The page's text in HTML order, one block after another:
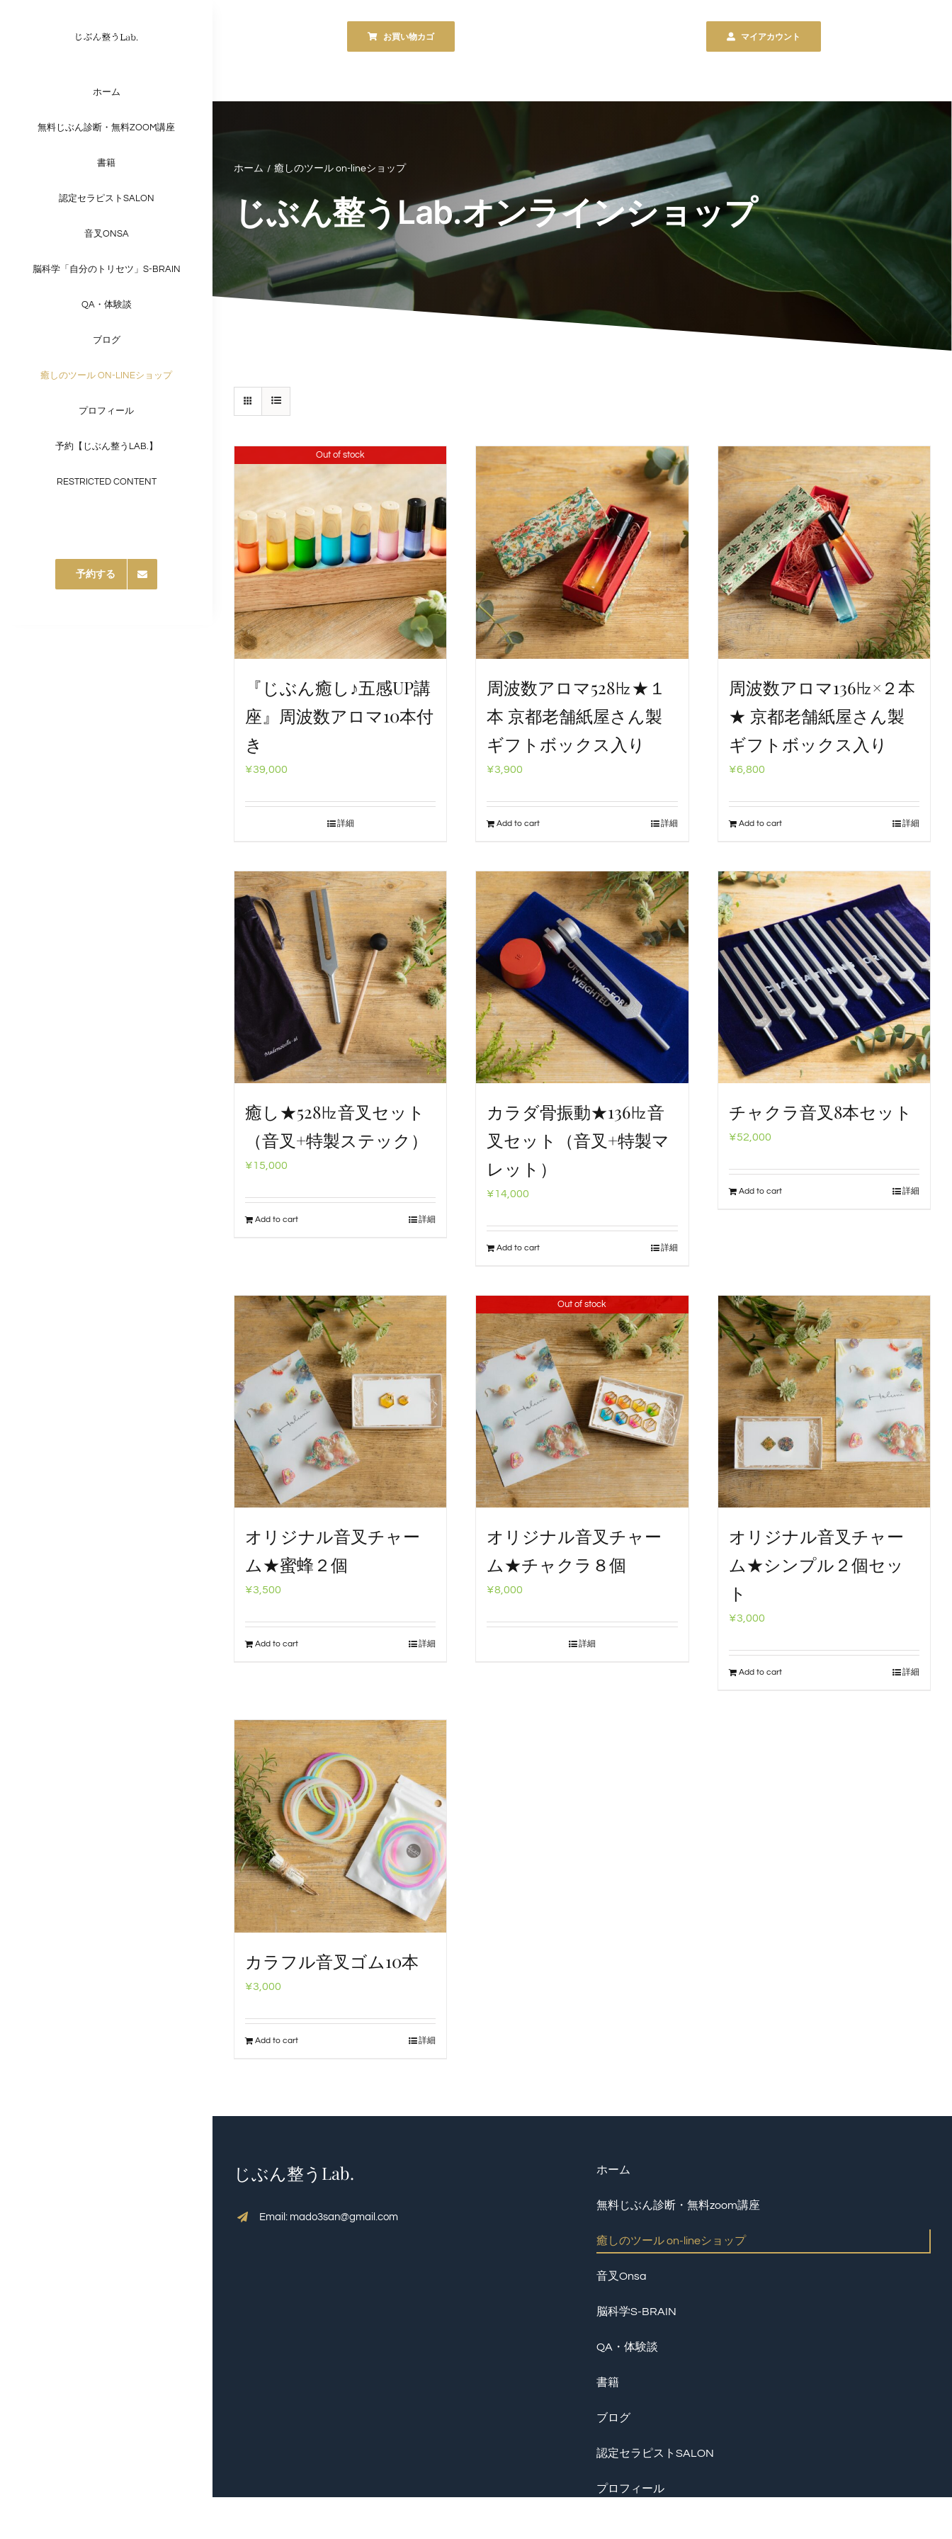
ホーム
無料じぶん診断・無料ZOOM講座
書籍
認定セラピストSALON
音叉ONSA
脳科学「自分のトリセツ」S-BRAIN
QA・体験談
ブログ
癒しのツール ON-LINEショップ
プロフィール
予約【じぶん整うLAB.】
RESTRICTED CONTENT
予約する
お買い物カゴ マイアカウント
ホーム 癒しのツール on-lineショップ
じぶん整うLab.オンラインショップ
Out of stock
『じぶん癒し♪五感UP講
座』周波数アロマ10本付
き
¥39,000
詳細
周波数アロマ528㎐★１
本 京都老舗紙屋さん製
ギフトボックス入り
¥3,900
Add to cart 詳細
周波数アロマ136㎐×２本
★ 京都老舗紙屋さん製
ギフトボックス入り
¥6,800
Add to cart 詳細
癒し★528㎐音叉セット
（音叉+特製ステック）
¥15,000
Add to cart 詳細
カラダ骨振動★136㎐音
叉セット（音叉+特製マ
レット）
¥14,000
Add to cart 詳細
チャクラ音叉8本セット
¥52,000
Add to cart 詳細
オリジナル音叉チャー
ム★蜜蜂２個
¥3,500
Add to cart 詳細
Out of stock
オリジナル音叉チャー
ム★チャクラ８個
¥8,000
詳細
オリジナル音叉チャー
ム★シンプル２個セッ
ト
¥3,000
Add to cart 詳細
カラフル音叉ゴム10本
¥3,000
Add to cart 詳細
じぶん整うLab.
Email: mado3san@gmail.com
ホーム
無料じぶん診断・無料zoom講座
癒しのツール on-lineショップ
音叉Onsa
脳科学S-BRAIN
QA・体験談
書籍
ブログ
認定セラピストSALON
プロフィール